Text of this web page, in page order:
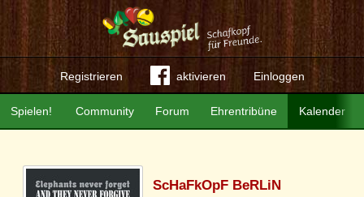
Registrieren aktivieren Einloggen
Community Forum Ehrentribüne Kalender
Spielen!
ScHaFkOpF BeRLiN